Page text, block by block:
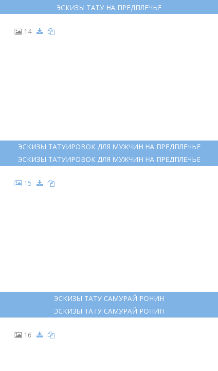
ЭСКИЗЫ ТАТУ НА ПРЕДПЛЕЧЬЕ
14
ЭСКИЗЫ ТАТУИРОВОК ДЛЯ МУЖЧИН НА ПРЕДПЛЕЧЬЕ
ЭСКИЗЫ ТАТУИРОВОК ДЛЯ МУЖЧИН НА ПРЕДПЛЕЧЬЕ
15
ЭСКИЗЫ ТАТУ САМУРАЙ РОНИН
ЭСКИЗЫ ТАТУ САМУРАЙ РОНИН
16